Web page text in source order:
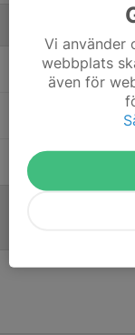
Anders
Fredrik
Jamal El
Vi använder
webbplats
även för